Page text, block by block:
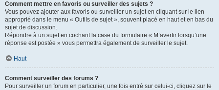
Comment mettre en favoris ou surveiller des sujets ?
Vous pouvez ajouter aux favoris ou surveiller un sujet en cliquant sur le lien
approprié dans le menu « Outils de sujet », souvent placé en haut et en bas du
sujet de discussion.
Répondre à un sujet en cochant la case du formulaire « M’avertir lorsqu’une
réponse est postée » vous permettra également de surveiller le sujet.
Haut
Comment surveiller des forums ?
Pour surveiller un forum en particulier, une fois entré sur celui-ci, cliquez sur le